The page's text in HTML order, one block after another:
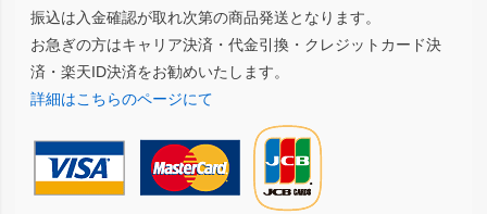
振込は入金確認が取れ次第の商品発送となります。
お急ぎの方はキャリア決済・代金引換・クレジットカード決
済・楽天ID決済をお勧めいたします。
詳細はこちらのページにて